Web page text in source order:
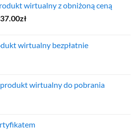
wirtualny z obniżoną ceną
Pierwotna
37.00złAktualna
37.00zł.
wirtualny bezpłatnie
wirtualny do pobrania